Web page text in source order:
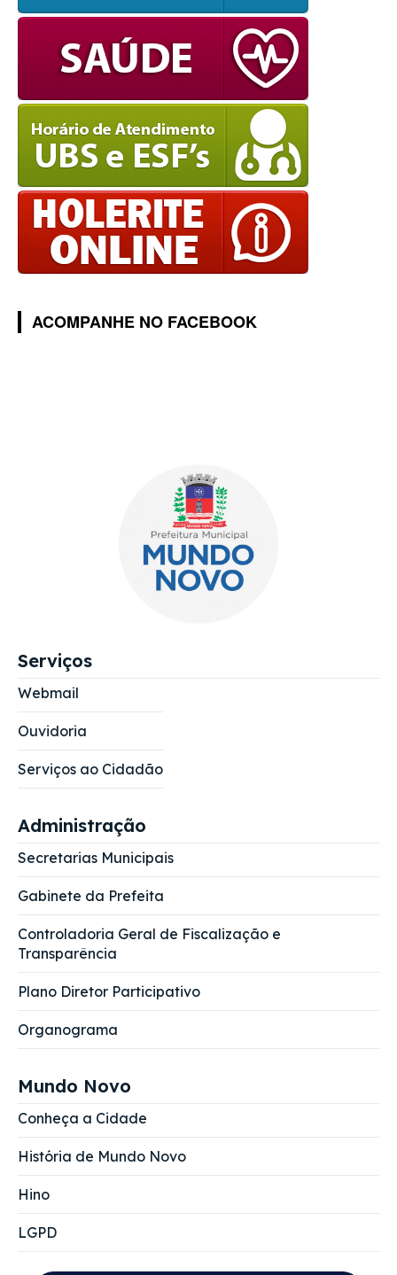
ACOMPANHE NO FACEBOOK
Serviços
Webmail
Ouvidoria
Serviços ao Cidadão
Administração
Secretarias Municipais
Gabinete da Prefeita
Controladoria Geral de Fiscalização e
Transparência
Plano Diretor Participativo
Organograma
Mundo Novo
Conheça a Cidade
História de Mundo Novo
Hino
LGPD